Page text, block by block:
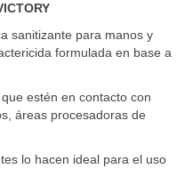
sanitizante para manos y
formulada en base a
estén en contacto con
áreas procesadoras de
lo hacen ideal para el uso